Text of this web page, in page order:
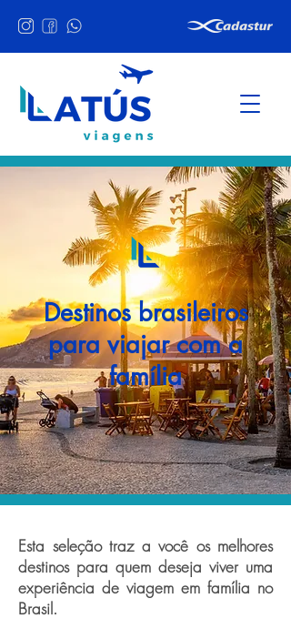
Destinos brasileiros
para viajar com a
família
Esta seleção traz a você os melhores
destinos para quem deseja viver uma
experiência de viagem em família no
Brasil.